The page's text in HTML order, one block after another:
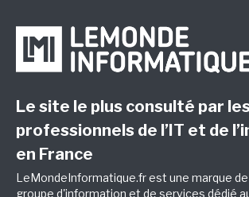
Le site le plus consulté par les
professionnels de l’IT et de
en France
LeMondeInformatique.fr est une marque de
groupe d'information et de services dédié